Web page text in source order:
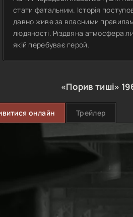
стати фатальним. Історія
давно живе за власними
людяності. Різдвяна атмосфера
якій перебуває герой.
«Порив тиші»
онлайн Трейлер